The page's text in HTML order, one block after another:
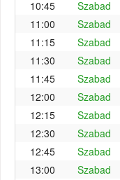
10:45
Szabad
11:00
Szabad
11:15
Szabad
11:30
Szabad
11:45
Szabad
12:00
Szabad
12:15
Szabad
12:30
Szabad
12:45
Szabad
13:00
Szabad